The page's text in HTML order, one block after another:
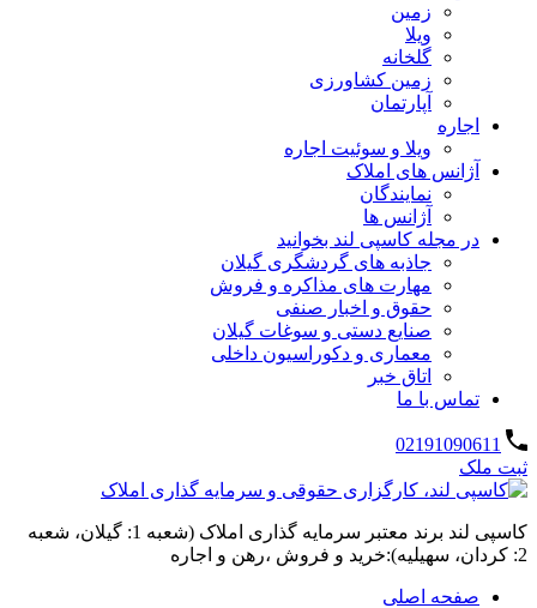
زمین
ویلا
گلخانه
زمین کشاورزی
آپارتمان
اجاره
ویلا و سوئیت اجاره
آژانس های املاک
نمایندگان
آژانس ها
در مجله کاسپی لند بخوانید
جاذبه های گردشگری گیلان
مهارت های مذاکره و فروش
حقوق و اخبار صنفی
صنایع دستی و سوغات گیلان
معماری و دکوراسیون داخلی
اتاق خبر
تماس با ما
02191090611
ثبت ملک
کاسپی لند برند معتبر سرمایه گذاری املاک (شعبه 1: گیلان، شعبه
2: کردان، سهیلیه):خرید و فروش ،رهن و اجاره
صفحه اصلی